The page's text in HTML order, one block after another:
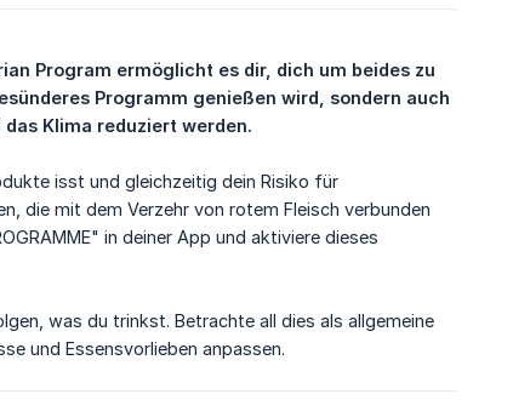
Program ermöglicht es dir, dich um beides zu
Programm genießen wird, sondern auch
Klima reduziert werden.
isst und gleichzeitig dein Risiko für
die mit dem Verzehr von rotem Fleisch verbunden
in deiner App und aktiviere dieses
was du trinkst. Betrachte all dies als allgemeine
und Essensvorlieben anpassen.